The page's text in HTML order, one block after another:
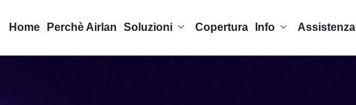
Home Perchè Airlan Soluzioni Copertura Info Assistenza